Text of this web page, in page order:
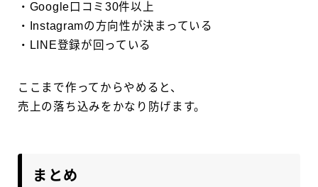
・Google口コミ30件以上
・Instagramの方向性が決まっている
・LINE登録が回っている
ここまで作ってからやめると、
売上の落ち込みをかなり防げます。
まとめ